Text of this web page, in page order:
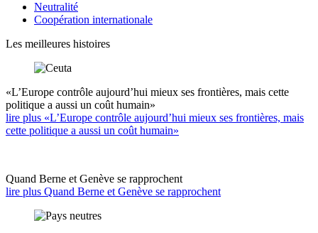
Neutralité
Coopération internationale
Les meilleures histoires
«L’Europe contrôle aujourd’hui mieux ses frontières, mais cette
politique a aussi un coût humain»
lire plus «L’Europe contrôle aujourd’hui mieux ses frontières, mais
cette politique a aussi un coût humain»
Quand Berne et Genève se rapprochent
lire plus Quand Berne et Genève se rapprochent